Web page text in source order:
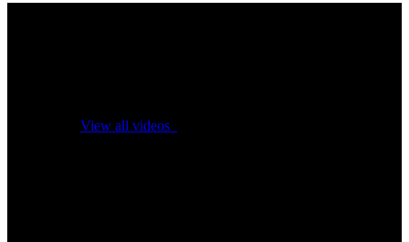
View all videos